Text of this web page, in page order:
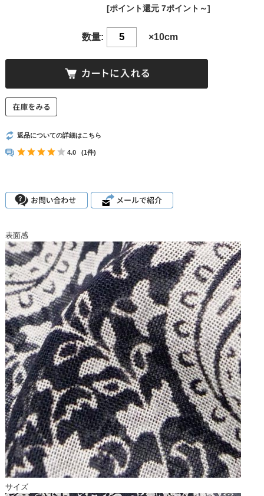
[ポイント還元 7ポイント～]
数量: ×10cm
返品についての詳細はこちら
4.0 (1件)
表面感
サイズ